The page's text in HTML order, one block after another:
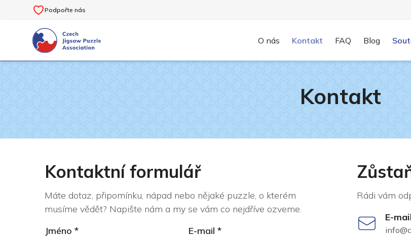
Podpořte nás
O nás Kontakt FAQ Blog
Kontakt
Kontaktní formulář
Máte dotaz, připomínku, nápad nebo nějaké puzzle, o kterém
musíme vědět? Napište nám a my se vám co nejdříve ozveme.
Jméno * E-mail *
Rádi vám
E-